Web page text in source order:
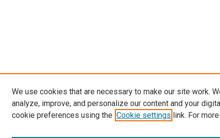
We use cookies that are necessary to make our site work.
analyze, improve, and personalize our content and your
cookie preferences using the Cookie settings link. For